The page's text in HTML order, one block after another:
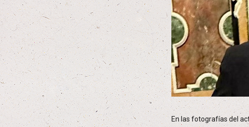
En las fotografías del